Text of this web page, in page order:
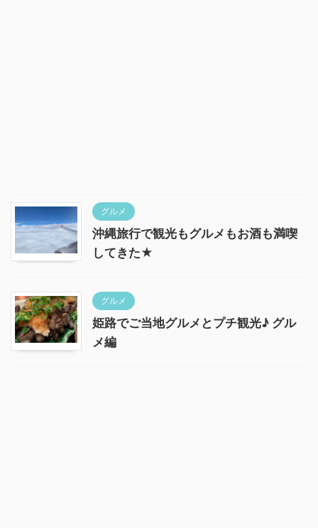
グルメ
沖縄旅行で観光もグルメもお酒も満喫
してきた★
グルメ
姫路でご当地グルメとプチ観光♪ グル
メ編